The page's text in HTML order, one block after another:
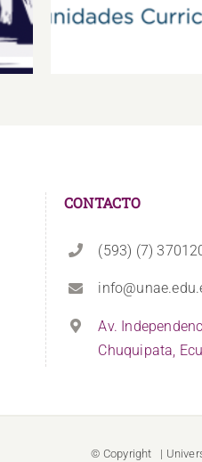
CONTACTO
(593) (7)
Av.
Chuquipata,
© Copyright |